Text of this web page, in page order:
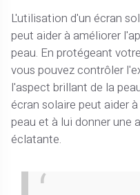
L'utilisation d'un écran
peut aider à améliorer
peau. En protégeant
vous pouvez contrôler
l'aspect brillant de la
écran solaire peut aider
peau et à lui donner une
éclatante.